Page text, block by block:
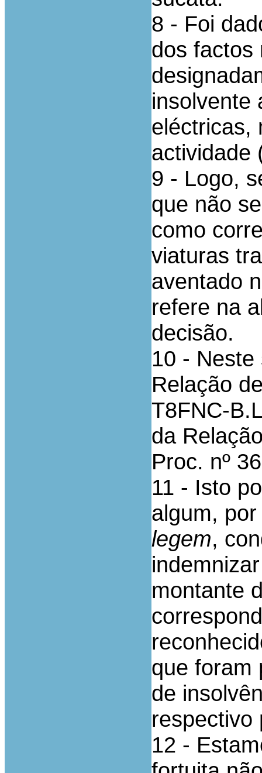
8 - Foi
dos factos
insolvente
eléctricas,
actividade
9 - Logo,
que não
como
viaturas
aventado
refere na
decisão.
10 - Neste
Relação
T8FNC-
da
Proc. nº
11 - Isto
algum,
legem,
montante
que foram
de
respectivo
12 -